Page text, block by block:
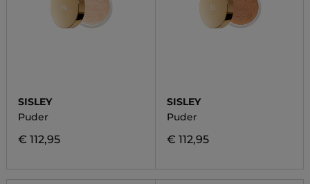
SISLEY
Puder
€ 112,95
SISLEY
Puder
€ 112,95